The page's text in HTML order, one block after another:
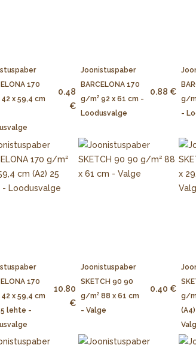
170
x 59,4 cm
0.48
€
Joonistuspaber
BARCELONA 170
g/m² 92 x 61 cm -
Loodusvalge
0.88 €
g/
-
170
x 59,4 cm
lehte -
10.80
€
Joonistuspaber
SKETCH 90 90
g/m² 88 x 61 cm
- Valge
0.40 €
g/